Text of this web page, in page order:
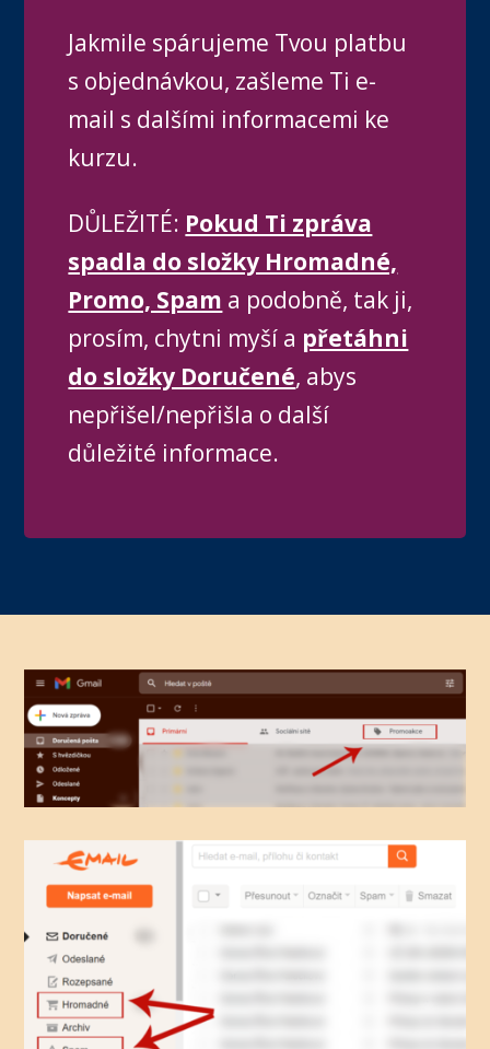
Jakmile spárujeme Tvou platbu
s objednávkou, zašleme Ti e-
mail s dalšími informacemi ke
kurzu.
DŮLEŽITÉ: Pokud Ti zpráva
spadla do složky Hromadné,
Promo, Spam a podobně, tak ji,
prosím, chytni myší a přetáhni
do složky Doručené, abys
nepřišel/nepřišla o další
důležité informace.